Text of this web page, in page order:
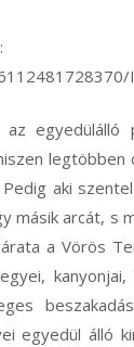
egyedülálló
legtöbben
aki
másik arcát, s
a Vörös
egyedül álló